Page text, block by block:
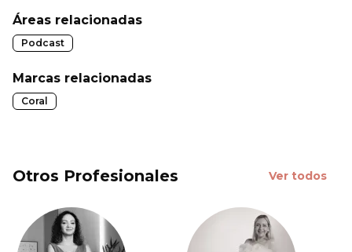
Áreas relacionadas
Podcast
Marcas relacionadas
Coral
Otros Profesionales Ver todos